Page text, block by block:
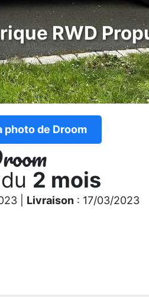
RWD
photo de Droom
2 mois
| Livraison : 17/03/2023